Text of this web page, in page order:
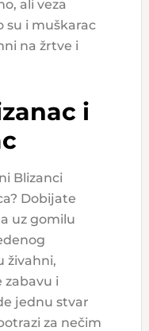
ali veza
su i muškarac
na žrtve i
i
Blizanci
Dobijate
uz gomilu
živahni,
i
jednu stvar
za nečim